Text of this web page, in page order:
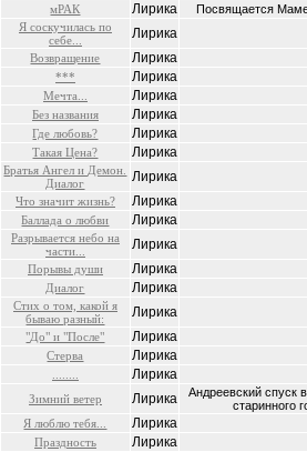
мРАК Лирика
Посвящается
Я соскучилась по
себе...
Лирика
Возвращение Лирика
*** Лирика
Мечта... Лирика
Без названия Лирика
Где любовь? Лирика
Такая Цена? Лирика
Братья Ангел и Демон.
Диалог
Лирика
Что значит жизнь? Лирика
Баллада о любви Лирика
Разрывается небо на
части...
Лирика
Порывы души Лирика
Диалог Лирика
Стих о том, какой я
бываю разный:
Лирика
"До" и "После" Лирика
Стерва Лирика
Лирика
Зимний ветер Лирика
Андреевский спуск
старинного
Я люблю тебя...
Лирика
Праздность Лирика